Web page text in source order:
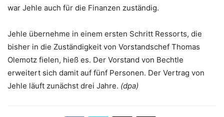
war Jehle auch für die Finanzen zuständig.
Jehle übernehme in einem ersten Schritt Ressorts, die
bisher in die Zuständigkeit von Vorstandschef Thomas
Olemotz fielen, hieß es. Der Vorstand von Bechtle
erweitert sich damit auf fünf Personen. Der Vertrag von
Jehle läuft zunächst drei Jahre. (dpa)